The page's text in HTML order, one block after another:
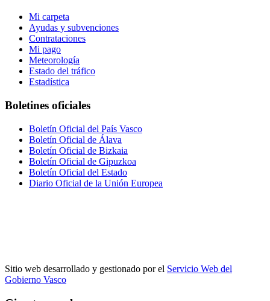
Mi carpeta
Ayudas y subvenciones
Contrataciones
Mi pago
Meteorología
Estado del tráfico
Estadística
Boletines oficiales
Boletín Oficial del País Vasco
Boletín Oficial de Álava
Boletín Oficial de Bizkaia
Boletín Oficial de Gipuzkoa
Boletín Oficial del Estado
Diario Oficial de la Unión Europea
Sitio web desarrollado y gestionado por el Servicio Web del
Gobierno Vasco